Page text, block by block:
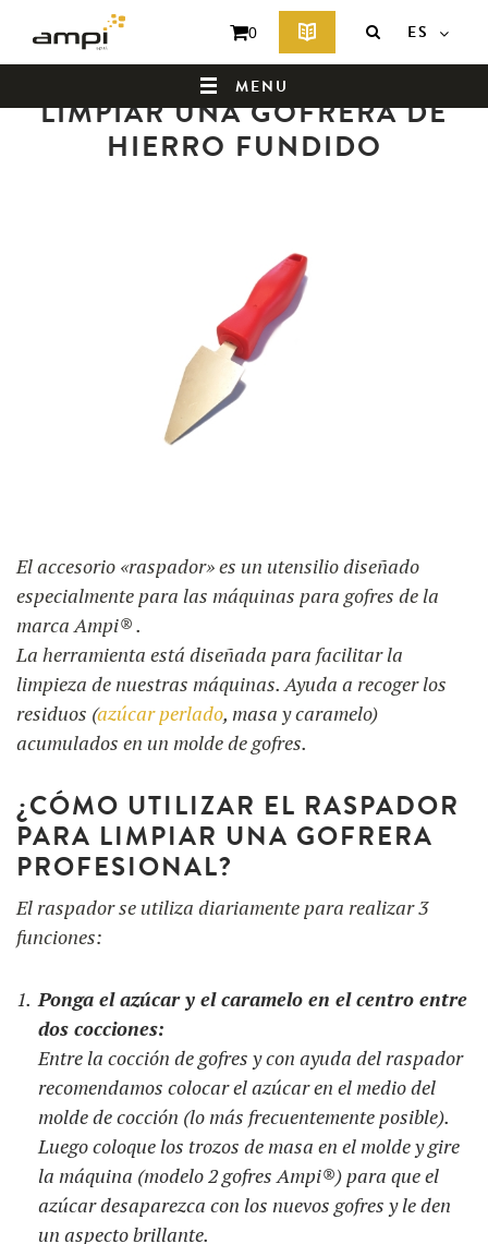
MENU
Máquinas de gofres
Ingredientes
Accesorios
UTILIZACIÓN
FORMACIONES
NUESTRO BLOG
CONTACTO EN PRESUPUESTO
0 ES
Volver a la lista de noticias
LIMPIAR UNA GOFRERA DE
HIERRO FUNDIDO
El accesorio «raspador» es un utensilio diseñado
especialmente para las máquinas para gofres de la
marca Ampi® .
La herramienta está diseñada para facilitar la
limpieza de nuestras máquinas. Ayuda a recoger los
residuos (azúcar perlado, masa y caramelo)
acumulados en un molde de gofres.
¿CÓMO UTILIZAR EL RASPADOR
PARA LIMPIAR UNA GOFRERA
PROFESIONAL?
El raspador se utiliza diariamente para realizar 3
funciones:
Ponga el azúcar y el caramelo en el centro entre
dos cocciones:
Entre la cocción de gofres y con ayuda del raspador
recomendamos colocar el azúcar en el medio del
molde de cocción (lo más frecuentemente posible).
Luego coloque los trozos de masa en el molde y gire
la máquina (modelo 2 gofres Ampi®) para que el
azúcar desaparezca con los nuevos gofres y le den
un aspecto brillante.